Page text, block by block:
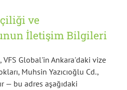
ve
İletişim Bilgileri
VFS Global'in Ankara'daki vize
Muhsin Yazıcıoğlu Cd.,
— bu adres aşağıdaki